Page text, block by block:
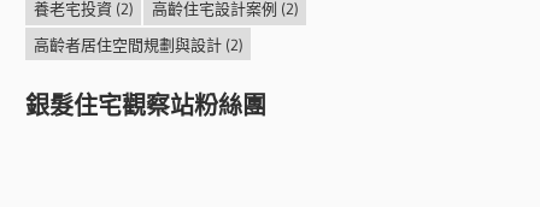
養老宅投資(2) 高齡住宅設計案例 (2)
高齡者居住空間規劃與設計(2)
銀髮住宅觀察站粉絲團